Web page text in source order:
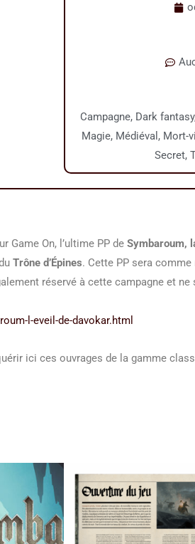
Campagne, Dark fantasy
Magie, Médiéval , Mort-
Secret,
Game On, l’ultime PP de Symbaroum,
Trône d’Épines. Cette PP sera
réservé à cette campagne et
l-eveil-de-davokar.html
ici ces ouvrages de la gamme